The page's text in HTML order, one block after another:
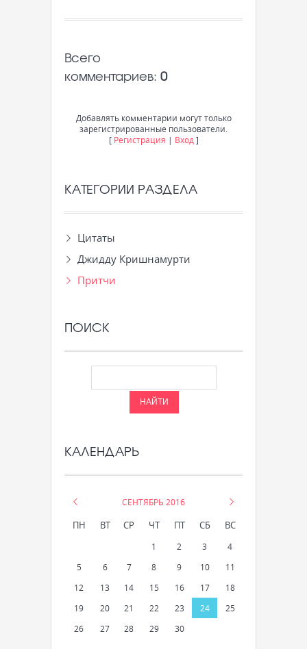
Всего
комментариев: 0
Добавлять комментарии могут только
зарегистрированные пользователи.
[ Регистрация | Вход ]
КАТЕГОРИИ РАЗДЕЛА
Цитаты
Джидду Кришнамурти
Притчи
ПОИСК
КАЛЕНДАРЬ
СЕНТЯБРЬ 2016
ПН ВТ СР ЧТ ПТ СБ ВС
1 2 3
4
5
6 7 8 9 10
11
12
13 14 15 16 17
18
19
20 21 22 23 24
25
26
27 28 29 30